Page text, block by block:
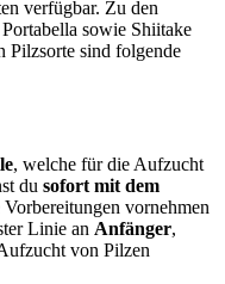
verfügbar. Zu den
sowie Shiitake
Pilzsorte sind folgende
, welche für die Aufzucht
du sofort mit dem
Vorbereitungen vornehmen
Linie an Anfänger,
von Pilzen